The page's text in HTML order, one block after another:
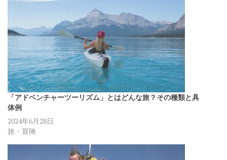
「アドベンチャーツーリズム」とはどんな旅？その種類と具
体例
2024年6月28日
旅・冒険